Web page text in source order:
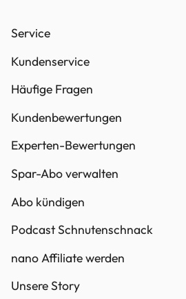
Service
Kundenservice
Häufige Fragen
Kundenbewertungen
Experten-Bewertungen
Spar-Abo verwalten
Abo kündigen
Podcast Schnutenschnack
nano Affiliate werden
Unsere Story